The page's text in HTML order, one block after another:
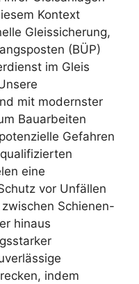
Kontext
Gleissicherung,
(BÜP)
im Gleis
mit modernster
Bauarbeiten
Gefahren
eine
vor Unfällen
Schienen-
hinaus
indem